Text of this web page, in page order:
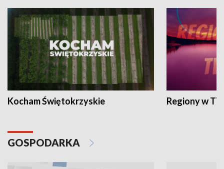
Kocham Świętokrzyskie Regiony w
GOSPODARKA